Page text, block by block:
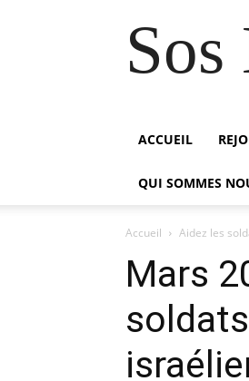
ACCUEIL
QUI SOMMES
Accueil Aidez les
Mars